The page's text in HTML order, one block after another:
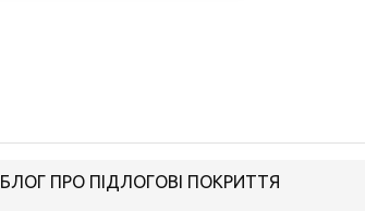
БЛОГ ПРО ПІДЛОГОВІ ПОКРИТТЯ